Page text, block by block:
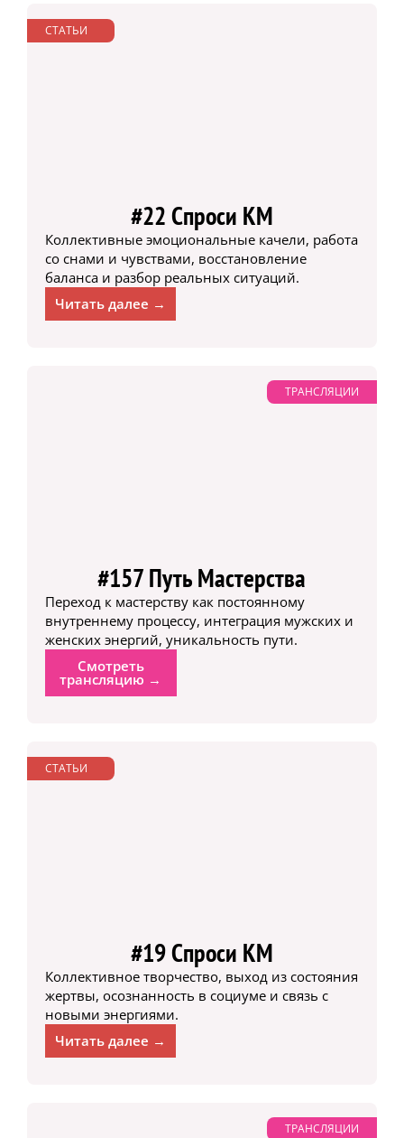
СТАТЬИ
#22 Спроси КМ
Коллективные эмоциональные качели, работа
со снами и чувствами, восстановление
баланса и разбор реальных ситуаций.
Читать далее →
ТРАНСЛЯЦИИ
#157 Путь Мастерства
Переход к мастерству как постоянному
внутреннему процессу, интеграция мужских и
женских энергий, уникальность пути.
Смотреть
трансляцию →
СТАТЬИ
#19 Спроси КМ
Коллективное творчество, выход из состояния
жертвы, осознанность в социуме и связь с
новыми энергиями.
Читать далее →
ТРАНСЛЯЦИИ